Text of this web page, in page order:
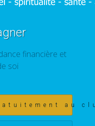
financière et
soi
au